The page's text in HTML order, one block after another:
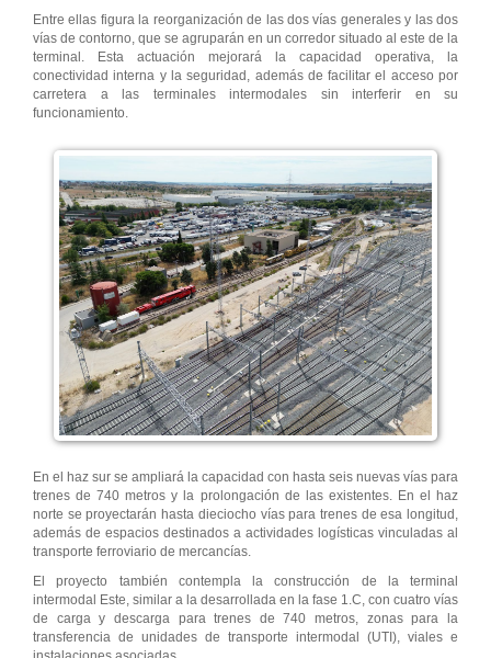
Entre ellas figura la reorganización de las dos vías generales y las dos
vías de contorno, que se agruparán en un corredor situado al este de la
terminal. Esta actuación mejorará la capacidad operativa, la
conectividad interna y la seguridad, además de facilitar el acceso por
carretera a las terminales intermodales sin interferir en su
funcionamiento.
En el haz sur se ampliará la capacidad con hasta seis nuevas vías para
trenes de 740 metros y la prolongación de las existentes. En el haz
norte se proyectarán hasta dieciocho vías para trenes de esa longitud,
además de espacios destinados a actividades logísticas vinculadas al
transporte ferroviario de mercancías.
El proyecto también contempla la construcción de la terminal
intermodal Este, similar a la desarrollada en la fase 1.C, con cuatro vías
de carga y descarga para trenes de 740 metros, zonas para la
transferencia de unidades de transporte intermodal (UTI), viales e